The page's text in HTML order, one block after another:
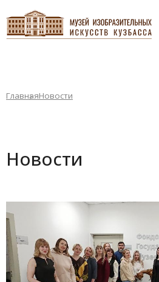
ГлавнаяНовости
Новости